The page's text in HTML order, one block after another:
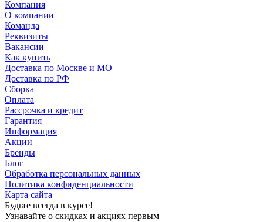
Компания
О компании
Команда
Реквизиты
Вакансии
Как купить
Доставка по Москве и МО
Доставка по РФ
Сборка
Оплата
Рассрочка и кредит
Гарантия
Информация
Акции
Бренды
Блог
Обработка персональных данных
Политика конфиденциальности
Карта сайта
Будьте всегда в курсе!
Узнавайте о скидках и акциях первым